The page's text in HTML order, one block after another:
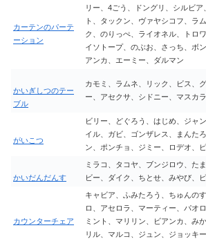
カーテンのパーテ
ーション
リー、4ごう、ドングリ、シルビ
ト、タックン、ヴァヤシコフ、ラ
ク、のりっぺ、ライオネル、トロ
イソトープ、のぶお、さっち、ボ
アンカ、エーミー、ダルマン
かいぎしつのテー
ブル
カモミ、ラムネ、リック、ビス、
ー、アセクサ、シドニー、マスカ
がいこつ
ビリー、どぐろう、はじめ、ジャ
イル、ガビ、ゴンザレス、まんた
ン、ポンチョ、ジミー、ロデオ、
かいだんだんす
ミラコ、タコヤ、ブンジロウ、た
ビー、ダイク、ちとせ、みやび、
カウンターチェア
キャビア、ふみたろう、ちゅんの
ロ、アセロラ、マーティー、パオ
ミント、マリリン、ビアンカ、み
リル、マルコ、ジュン、ジョッキ